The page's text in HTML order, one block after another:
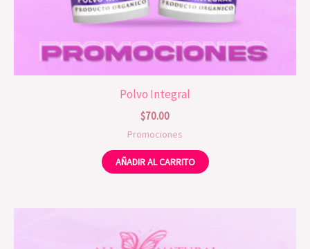
Polvo Integral
$70.00
Promociones
AÑADIR AL CARRITO